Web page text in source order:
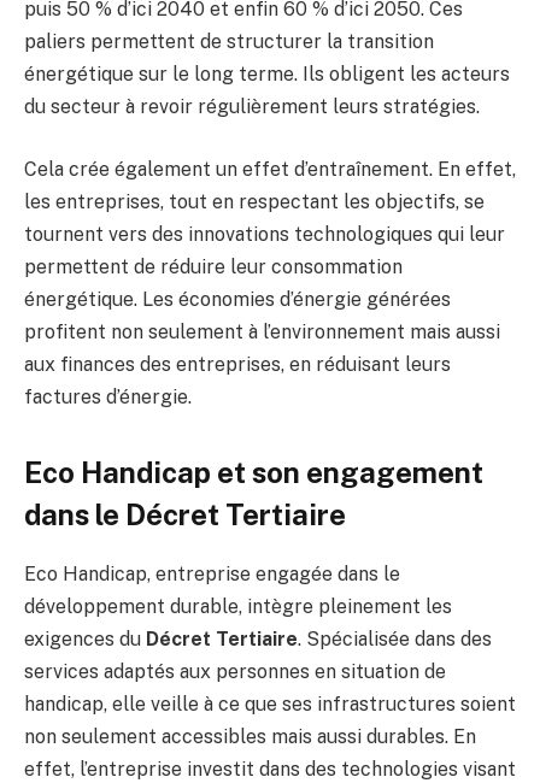
puis 50 % d’ici 2040 et enfin 60 % d’ici 2050. Ces
paliers permettent de structurer la transition
énergétique sur le long terme. Ils obligent les acteurs
du secteur à revoir régulièrement leurs stratégies.
Cela crée également un effet d’entraînement. En effet,
les entreprises, tout en respectant les objectifs, se
tournent vers des innovations technologiques qui leur
permettent de réduire leur consommation
énergétique. Les économies d’énergie générées
profitent non seulement à l’environnement mais aussi
aux finances des entreprises, en réduisant leurs
factures d’énergie.
Eco Handicap et son engagement
dans le Décret Tertiaire
Eco Handicap, entreprise engagée dans le
développement durable, intègre pleinement les
exigences du Décret Tertiaire. Spécialisée dans des
services adaptés aux personnes en situation de
handicap, elle veille à ce que ses infrastructures soient
non seulement accessibles mais aussi durables. En
effet, l’entreprise investit dans des technologies visant